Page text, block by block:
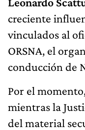
creciente
vinculados al
ORSNA, el
conducción de
Por el
mientras la
del material